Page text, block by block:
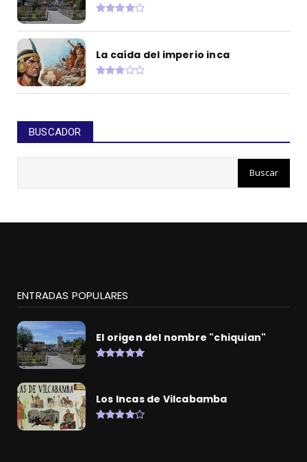
La caída del imperio inca
BUSCADOR
ENTRADAS POPULARES
El origen del nombre "chiquian"
Los Incas de Vilcabamba